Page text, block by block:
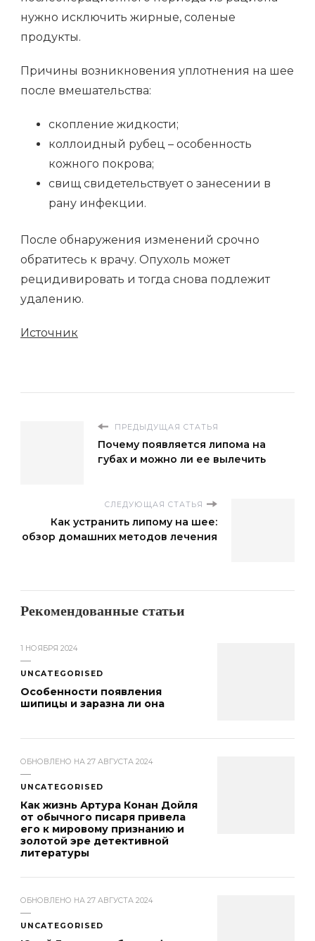
нужно исключить жирные, соленые
продукты.
Причины возникновения уплотнения на шее
после вмешательства:
скопление жидкости;
коллоидный рубец – особенность
кожного покрова;
свищ свидетельствует о занесении в
рану инфекции.
После обнаружения изменений срочно
обратитесь к врачу. Опухоль может
рецидивировать и тогда снова подлежит
удалению.
Источник
ПРЕДЫДУЩАЯ СТАТЬЯ
Почему появляется липома на
губах и можно ли ее вылечить
СЛЕДУЮЩАЯ СТАТЬЯ
Как устранить липому на шее:
обзор домашних методов лечения
Рекомендованные статьи
1 НОЯБРЯ 2024
UNCATEGORISED
Особенности появления
шипицы и заразна ли она
ОБНОВЛЕНО НА 27 АВГУСТА 2024
UNCATEGORISED
Как жизнь Артура Конан Дойля
от обычного писаря привела
его к мировому признанию и
золотой эре детективной
литературы
ОБНОВЛЕНО НА 27 АВГУСТА 2024
UNCATEGORISED